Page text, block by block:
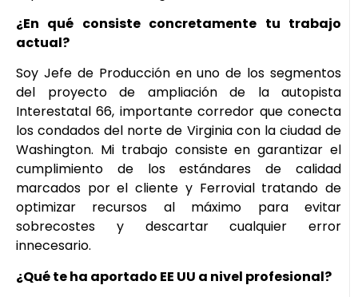
¿En qué consiste concretamente tu trabajo
actual?
Soy Jefe de Producción en uno de los segmentos
del proyecto de ampliación de la autopista
Interestatal 66, importante corredor que conecta
los condados del norte de Virginia con la ciudad de
Washington. Mi trabajo consiste en garantizar el
cumplimiento de los estándares de calidad
marcados por el cliente y Ferrovial tratando de
optimizar recursos al máximo para evitar
sobrecostes y descartar cualquier error
innecesario.
¿Qué te ha aportado EE UU a nivel profesional?